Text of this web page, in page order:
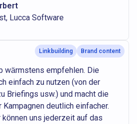
Lucca Software
Linkbuilding Brand content
wärmstens empfehlen. Die
einfach zu nutzen (von der
Briefings usw.) und macht die
deutlich einfacher.
uns jederzeit auf das